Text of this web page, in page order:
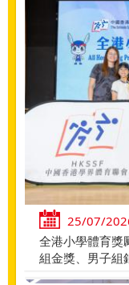
25/07/
全港小學體育獎
組金獎、男子組